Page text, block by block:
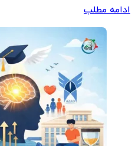
ادامه مطلب